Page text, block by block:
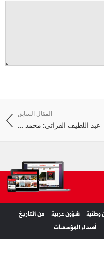
المقال السابق
عبد اللطيف الفراتي: محمد ...
وطنية شؤون عربية
من التاريخ
أصداء المؤسسات